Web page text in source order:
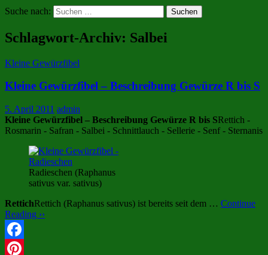
Suche nach:
Schlagwort-Archiv: Salbei
Kleine Gewürzfibel
Kleine Gewürzfibel – Beschreibung Gewürze R bis S
5. April 2011 admin
Kleine Gewürzfibel – Beschreibung Gewürze R bis SRettich -
Rosmarin - Safran - Salbei - Schnittlauch - Sellerie - Senf - Sternanis
Radieschen (Raphanus
sativus var. sativus)
RettichRettich (Raphanus sativus) ist bereits seit dem … Continue
Reading ››
Facebook